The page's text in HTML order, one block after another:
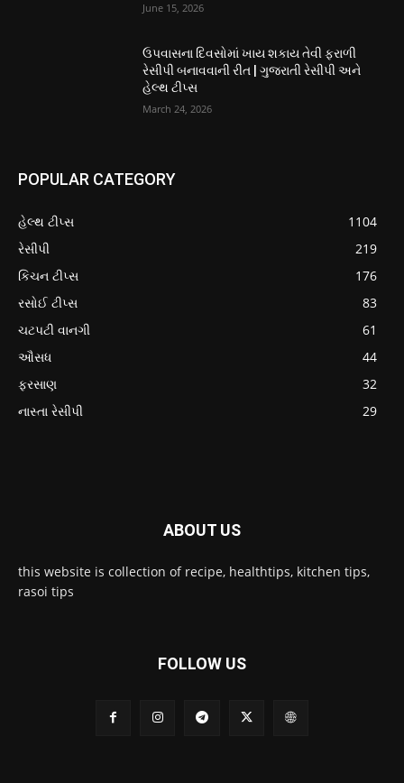
June 15, 2026
ઉપવાસના દિવસોમાં ખાય શકાય તેવી ફરાળી
રેસીપી બનાવવાની રીત | ગુજરાતી રેસીપી અને
હેલ્થ ટીપ્સ
March 24, 2026
POPULAR CATEGORY
હેલ્થ ટીપ્સ
1104
રેસીપી
219
કિચન ટીપ્સ
176
રસોઈ ટીપ્સ
83
ચટપટી વાનગી
61
ઔસધ
44
ફરસાણ
32
નાસ્તા રેસીપી
29
ABOUT US
this website is collection of recipe, healthtips, kitchen tips,
rasoi tips
FOLLOW US